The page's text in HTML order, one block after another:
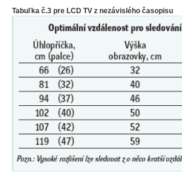
Tabuľka č.3 pre LCD TV z nezávislého časopisu